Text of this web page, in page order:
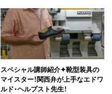
スペシャル講師紹介✦靴型装具の
マイスター！関西弁が上手なエドワ
ルド・ヘルプスト先生！